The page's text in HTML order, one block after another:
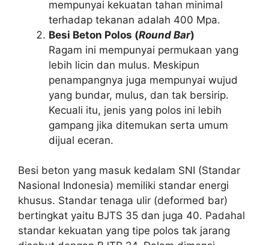
mempunyai kekuatan tahan minimal
terhadap tekanan adalah 400 Mpa.
Besi Beton Polos (Round Bar)
Ragam ini mempunyai permukaan yang
lebih licin dan mulus. Meskipun
penampangnya juga mempunyai wujud
yang bundar, mulus, dan tak bersirip.
Kecuali itu, jenis yang polos ini lebih
gampang jika ditemukan serta umum
dijual eceran.
Besi beton yang masuk kedalam SNI (Standar
Nasional Indonesia) memiliki standar energi
khusus. Standar tenaga ulir (deformed bar)
bertingkat yaitu BJTS 35 dan juga 40. Padahal
standar kekuatan yang tipe polos tak jarang